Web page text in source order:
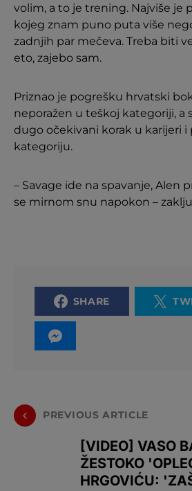
volim, a to je trening. Najviše je
kojeg znam puno puta više
zadnjih par mečeva. Treba biti
eto, zajebo sam.
Priznao je pogrešku hrvatski
neporažen u teškoj kategoriji, a
dugo očekivani korak u karijeri i
kategoriju.
– Savage ide na spavanje, Alen
se mirnom snu napokon –
SHARE
PREVIOUS ARTICLE
[VIDEO] VASO
ŽESTOKO
HRGOVIĆU: